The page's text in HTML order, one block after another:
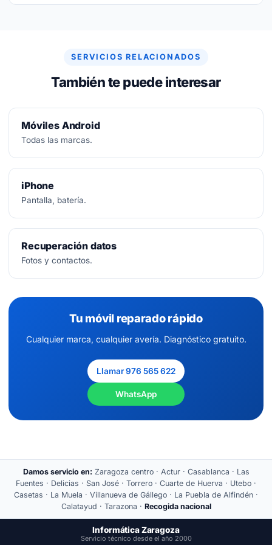
SERVICIOS RELACIONADOS
También te puede interesar
Móviles Android
Todas las marcas.
iPhone
Pantalla, batería.
Recuperación datos
Fotos y contactos.
Tu móvil reparado rápido
Cualquier marca, cualquier avería. Diagnóstico gratuito.
Llamar 976 565 622
WhatsApp
Damos servicio en: Zaragoza centro · Actur · Casablanca · Las
Fuentes · Delicias · San José · Torrero · Cuarte de Huerva · Utebo ·
Casetas · La Muela · Villanueva de Gállego · La Puebla de Alfindén ·
Calatayud · Tarazona · Recogida nacional
Informática Zaragoza
Servicio técnico desde el año 2000